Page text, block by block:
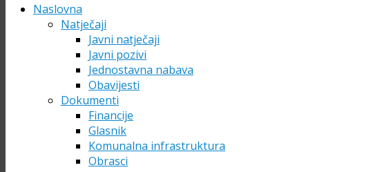
Skip Naslovna
Natječaji
Javni natječaji
Javni pozivi
Jednostavna nabava
Obavijesti
Dokumenti
Financije
Glasnik
Komunalna infrastruktura
Obrasci